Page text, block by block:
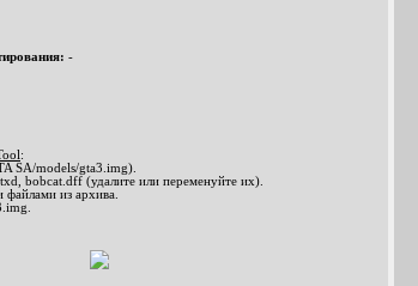
-
:
SA/models/gta3.img).
bobcat.dff (удалите или переменуйте их).
из архива.